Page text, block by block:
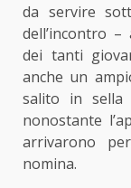
da servire
dell’incontro
dei tanti
anche un
salito in sella
nonostante
arrivarono
nomina.